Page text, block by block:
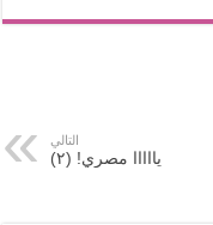
التالي
يااااا مصري! (٢)